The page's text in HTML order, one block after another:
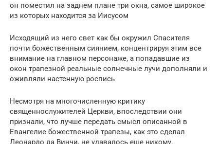
он поместил на заднем плане три окна, самое широкое
из которых находится за Иисусом
Исходящий из него свет как бы окружил Спасителя
почти божественным сиянием, концентрируя этим все
внимание на главном персонаже, а попадавшие из
окон трапезной реальные солнечные лучи дополняли и
оживляли настенную роспись
Несмотря на многочисленную критику
священнослужителей Церкви, впоследствии они
признали, что лучше передать смысл описанной в
Евангелие божественной трапезы, как это сделал
Леонардо да Винчи, не удавалось еще никому.